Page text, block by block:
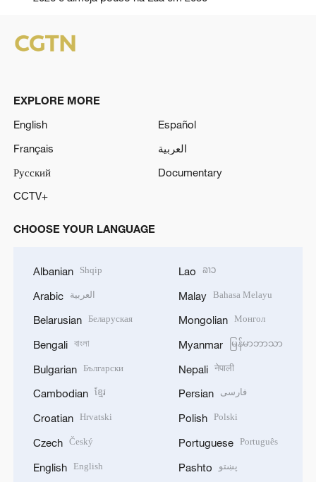
EXPLORE MORE
English
Español
Français
العربية
Русский
Documentary
CCTV+
CHOOSE YOUR LANGUAGE
Albanian Shqip
Arabic العربية
Belarusian Беларуская
Bengali বাংলা
Bulgarian Български
Cambodian ខ្មែរ
Croatian Hrvatski
Czech Český
English English
Lao ລາວ
Malay Bahasa Melayu
Mongolian Монгол
Myanmar မြန်မာဘာသာ
Nepali नेपाली
Persian فارسی
Polish Polski
Portuguese Português
Pashto پښتو